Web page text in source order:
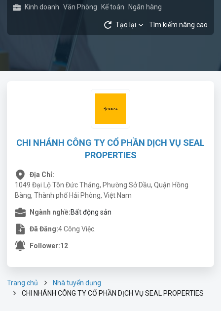
Kinh doanh Văn Phòng Kế toán Ngân hàng
Tạo lại Tìm kiếm nâng cao
CHI NHÁNH CÔNG TY CỔ PHẦN DỊCH VỤ SEAL
PROPERTIES
Địa Chỉ:
1049 Đại Lộ Tôn Đức Thắng, Phường Sở Dầu, Quận Hồng
Bàng, Thành phố Hải Phòng, Việt Nam
Ngành nghề:Bất động sản
Đã Đăng:4 Công Việc.
Follower:12
Trang chủ
Nhà tuyển dụng
CHI NHÁNH CÔNG TY CỔ PHẦN DỊCH VỤ SEAL PROPERTIES